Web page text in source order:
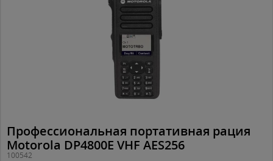
Профессиональная портативная рация
Motorola DP4800E VHF AES256
100542